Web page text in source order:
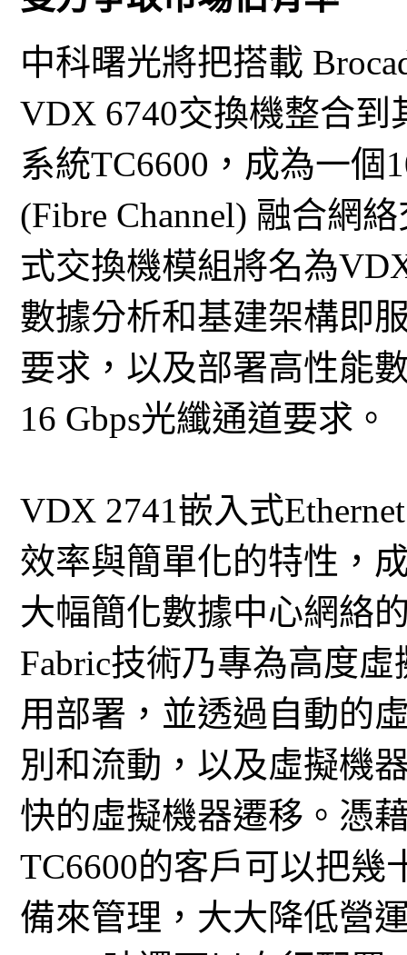
中科曙光將把搭載
VDX 6740交換機整合
系統T​​C6600，成為一個
(Fibre Channel) 融合網
式交換機模組將名為
數據分析和基建架構即
要求，以及部署高性能
16 Gbps光纖通道要求。
VDX 2741嵌入式
效率與簡單化的特性，
大幅簡化數據中心網絡
Fabric技術乃專為高度
用部署，並透過自動的
別和流動，以及虛擬機
快的虛擬機器遷移。憑
TC6600的客戶可以把
備來管理，大大降低營